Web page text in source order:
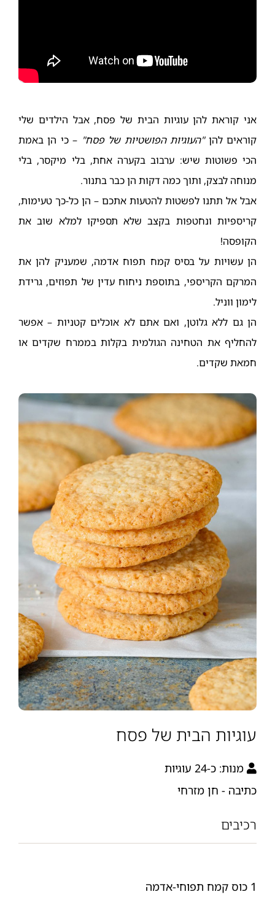
אני קוראת להן עוגיות הבית של פסח, אבל הילדים שלי
קוראים להן"העוגיות הפושטיות של פסח" – כי הן באמת
הכי פשוטות שיש: ערבוב בקערה אחת, בלי מיקסר, בלי
מנוחה לבצק, ותוך כמה דקות הן כבר בתנור.
אבל אל תתנו לפשטות להטעות אתכם – הן כל-כך טעימות,
קריספיות ונחטפות בקצב שלא תספיקו למלא שוב את
הקופסה!
הן עשויות על בסיס קמח תפוח אדמה, שמעניק להן את
המרקם הקריספי, בתוספת ניחוח עדין של תפוזים, גרידת
לימון ווניל.
הן גם ללא גלוטן, ואם אתם לא אוכלים קטניות – אפשר
להחליף את הטחינה הגולמית בקלות בממרח שקדים או
חמאת שקדים.
עוגיות הבית של פסח
מנות: כ-24 עוגיות
כתיבה - חן מזרחי
רכיבים
1 כוס קמח תפוחי-אדמה